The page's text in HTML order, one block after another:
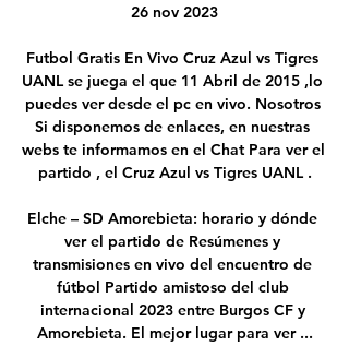
26 nov 2023
Futbol Gratis En Vivo Cruz Azul vs Tigres
UANL se juega el que 11 Abril de 2015 ,lo
puedes ver desde el pc en vivo. Nosotros
Si disponemos de enlaces, en nuestras
webs te informamos en el Chat Para ver el
partido , el Cruz Azul vs Tigres UANL .
Elche – SD Amorebieta: horario y dónde
ver el partido de Resúmenes y
transmisiones en vivo del encuentro de
fútbol Partido amistoso del club
internacional 2023 entre Burgos CF y
Amorebieta. El mejor lugar para ver ...